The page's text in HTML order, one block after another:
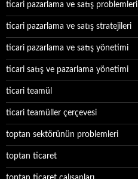
ticari pazarlama ve satış problemleri
ticari pazarlama ve satış stratejileri
ticari pazarlama ve satış yönetimi
ticari satış ve pazarlama yönetimi
ticari teamül
ticari teamüller çerçevesi
toptan sektörünün problemleri
toptan ticaret